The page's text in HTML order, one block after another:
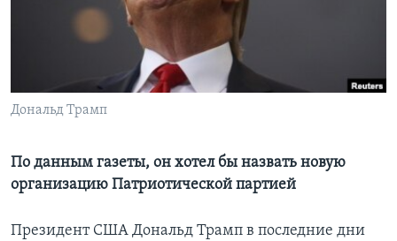
СОЦИАЛЬНЫЕ СЕТИ
Языки
Дональд Трамп
По данным газеты, он хотел бы назвать новую
организацию Патриотической партией
Президент США Дональд Трамп в последние дни